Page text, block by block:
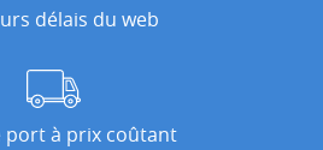
délais du web
port à prix coûtant